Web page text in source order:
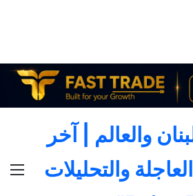
والعالم | آخر
والتحليلات